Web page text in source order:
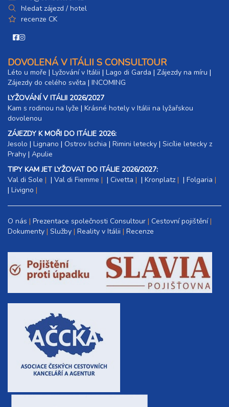
hledat zájezd / hotel
recenze CK
DOVOLENÁ V ITÁLII S CONSULTOUR
Léto u moře | Lyžování v Itálii | Lago di Garda | Zájezdy na míru |
Zájezdy do celého světa | INCOMING
LYŽOVÁNÍ V ITÁLII 2026/2027
Kam s rodinou na lyže |​ Krásné hotely v Itálii na lyžařskou
dovolenou
ZÁJEZDY K MOŘI DO ITÁLIE 2026:
Jesolo | Lignano | Ostrov Ischia | Rimini letecky | Sicílie letecky z
Prahy | Apulie
TIPY KAM JET LYŽOVAT DO ITÁLIE 2026/2027:
Val di Sole
| Val di Fiemme | Civetta | Kronplatz | Folgaria
| Livigno
O nás Prezentace společnosti Consultour Cestovní pojištění
Dokumenty Služby Reality v Itálii Recenze